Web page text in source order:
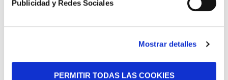
Publicidad y Redes Sociales
Mostrar detalles
PERMITIR TODAS LAS COOKIES
Áreas de Práctica
Tu Opinión